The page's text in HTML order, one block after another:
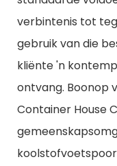
verbintenis tot
gebruik van die
kliënte 'n
ontvang. Boonop
Container House